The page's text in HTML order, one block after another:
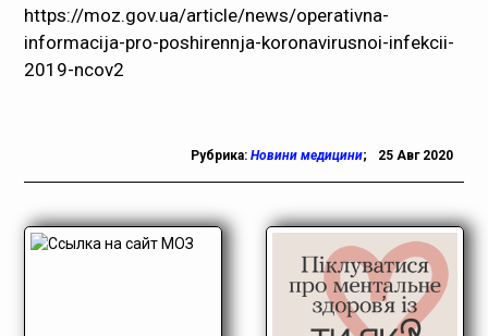
https://moz.gov.ua/article/news/operativna-
informacija-pro-poshirennja-koronavirusnoi-infekcii-
2019-ncov2
Рубрика: Новини медицини; 25 Авг 2020